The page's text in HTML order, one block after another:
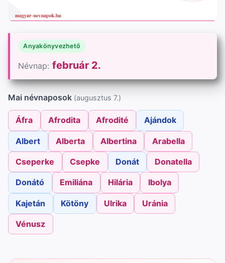
Anyakönyvezhető
Névnap: február 2.
Mai névnaposok (augusztus 7.)
Áfra Afrodita Afrodité Ajándok
Albert Alberta Albertina Arabella
Cseperke Csepke Donát Donatella
Donátó Emiliána Hilária Ibolya
Kajetán Kötöny Ulrika Uránia
Vénusz